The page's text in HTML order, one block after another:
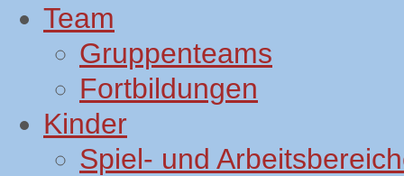
Team
Gruppenteams
Fortbildungen
Kinder
Spiel- und